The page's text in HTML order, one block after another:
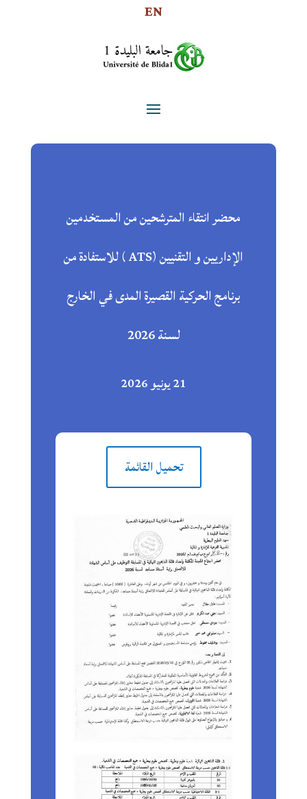
EN
محضر انتقاء المترشحين من المستخدمين
الإداريين و التقنيين (ATS ) للاستفادة من
برنامج الحركية القصيرة المدى في الخارج
لسنة 2026
21 يونيو 2026
تحميل القائمة